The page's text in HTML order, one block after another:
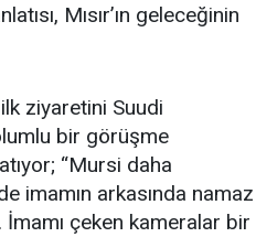
Mısır’ın geleceğinin
ziyaretini Suudi
bir görüşme
“Mursi daha
imamın arkasında namaz
çeken kameralar bir